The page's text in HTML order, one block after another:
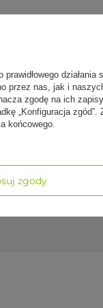
leżących,
chcących odciążyć
przez nas, jak i
zgodę na ich
„Konfiguracja
końcowego.
zgody